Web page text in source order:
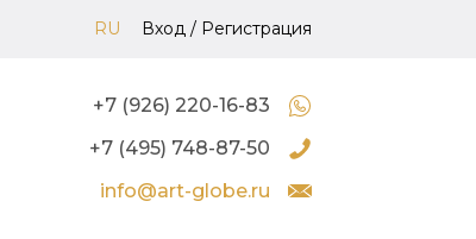
RU Вход / Регистрация
+7 (926) 220-16-83
+7 (495) 748-87-50
info@art-globe.ru